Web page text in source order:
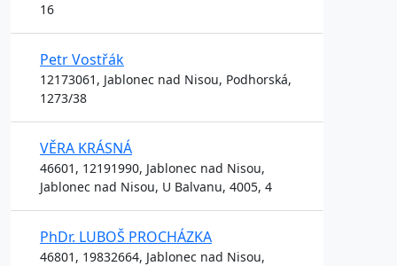
16
Petr Vostřák
12173061, Jablonec nad Nisou, Podhorská,
1273/38
VĚRA KRÁSNÁ
46601, 12191990, Jablonec nad Nisou,
Jablonec nad Nisou, U Balvanu, 4005, 4
PhDr. LUBOŠ PROCHÁZKA
46801, 19832664, Jablonec nad Nisou,